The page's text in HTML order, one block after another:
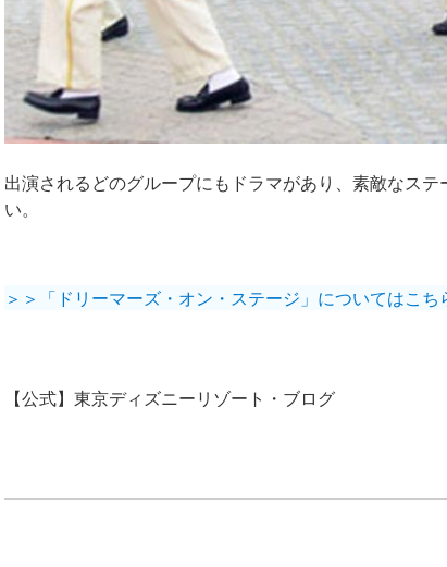
出演されるどのグループにもドラマがあり、素敵なス
い。
＞＞「ドリーマーズ・オン・ステージ」についてはこち
【公式】東京ディズニーリゾート・ブログ